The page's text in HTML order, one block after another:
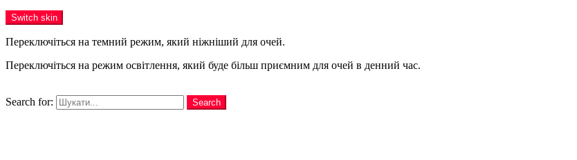
Switch skin
Переключіться на темний режим, який ніжніший для очей.
Переключіться на режим освітлення, який буде більш приємним для очей в денний час.
Search for:
Search